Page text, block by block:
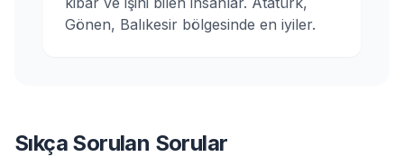
Gönen, Balıkesir bölgesinde en iyiler.
Sıkça Sorulan Sorular